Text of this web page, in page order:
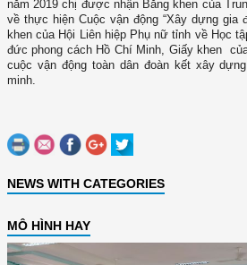
năm 2019 chị được nhận Bằng khen của
về thực hiện Cuộc vận động “Xây dựng gia
khen của Hội Liên hiệp Phụ nữ tỉnh về Học
đức phong cách Hồ Chí Minh, Giấy khen
cuộc vận động toàn dân đoàn kết xây
minh.
NEWS WITH CATEGORIES
MÔ HÌNH HAY